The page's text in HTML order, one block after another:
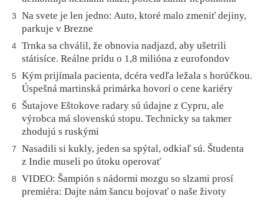
3
Na svete je len jedno: Auto, ktoré malo zmeniť dejiny,
parkuje v Brezne
4 Trnka sa chválil, že obnovia nadjazd, aby ušetrili
státisíce. Reálne prídu o 1,8 milióna z eurofondov
5
Kým prijímala pacienta, dcéra vedľa ležala s horúčkou.
Úspešná martinská primárka hovorí o cene kariéry
6
Šutajove Eštokove radary sú údajne z Cypru, ale
výrobca má slovenskú stopu. Technicky sa takmer
zhodujú s ruskými
7
Nasadili si kukly, jeden sa spýtal, odkiaľ sú. Študenta
z Indie museli po útoku operovať
8
VIDEO: Šampión s nádormi mozgu so slzami prosí
premiéra: Dajte nám šancu bojovať o naše životy